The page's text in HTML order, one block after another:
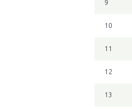
9
10
11
12
13